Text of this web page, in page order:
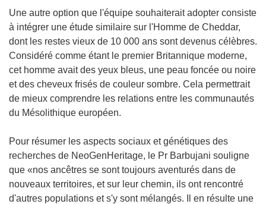
Une autre option que l'équipe souhaiterait adopter consiste
à intégrer une étude similaire sur l'Homme de Cheddar,
dont les restes vieux de 10 000 ans sont devenus célèbres.
Considéré comme étant le premier Britannique moderne,
cet homme avait des yeux bleus, une peau foncée ou noire
et des cheveux frisés de couleur sombre. Cela permettrait
de mieux comprendre les relations entre les communautés
du Mésolithique européen.
Pour résumer les aspects sociaux et génétiques des
recherches de NeoGenHeritage, le Pr Barbujani souligne
que «nos ancêtres se sont toujours aventurés dans de
nouveaux territoires, et sur leur chemin, ils ont rencontré
d'autres populations et s'y sont mélangés. Il en résulte une